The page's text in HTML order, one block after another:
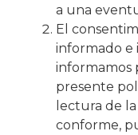
a una
El
informado e
informamos
presente
lectura de
conforme,